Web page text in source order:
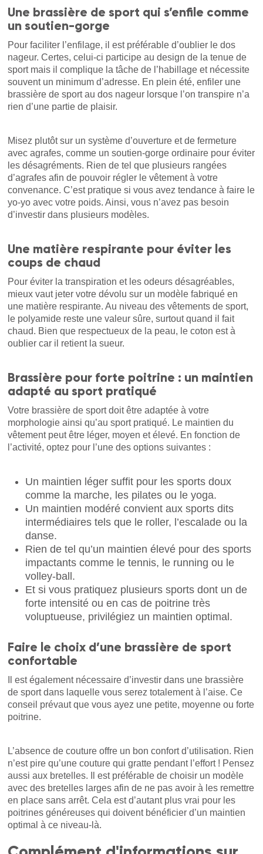
Une brassière de sport qui s’enfile comme
un soutien-gorge
Pour faciliter l’enfilage, il est préférable d’oublier le dos
nageur. Certes, celui-ci participe au design de la tenue de
sport mais il complique la tâche de l’habillage et nécessite
souvent un minimum d’adresse. En plein été, enfiler une
brassière de sport au dos nageur lorsque l’on transpire n’a
rien d’une partie de plaisir.
Misez plutôt sur un système d’ouverture et de fermeture
avec agrafes, comme un soutien-gorge ordinaire pour éviter
les désagréments. Rien de tel que plusieurs rangées
d’agrafes afin de pouvoir régler le vêtement à votre
convenance. C’est pratique si vous avez tendance à faire le
yo-yo avec votre poids. Ainsi, vous n’avez pas besoin
d’investir dans plusieurs modèles.
Une matière respirante pour éviter les
coups de chaud
Pour éviter la transpiration et les odeurs désagréables,
mieux vaut jeter votre dévolu sur un modèle fabriqué en
une matière respirante. Au niveau des vêtements de sport,
le polyamide reste une valeur sûre, surtout quand il fait
chaud. Bien que respectueux de la peau, le coton est à
oublier car il retient la sueur.
Brassière pour forte poitrine : un maintien
adapté au sport pratiqué
Votre brassière de sport doit être adaptée à votre
morphologie ainsi qu’au sport pratiqué. Le maintien du
vêtement peut être léger, moyen et élevé. En fonction de
l’activité, optez pour l’une des options suivantes :
Un maintien léger suffit pour les sports doux
comme la marche, les pilates ou le yoga.
Un maintien modéré convient aux sports dits
intermédiaires tels que le roller, l’escalade ou la
danse.
Rien de tel qu’un maintien élevé pour des sports
impactants comme le tennis, le running ou le
volley-ball.
Et si vous pratiquez plusieurs sports dont un de
forte intensité ou en cas de poitrine très
voluptueuse, privilégiez un maintien optimal.
Faire le choix d’une brassière de sport
confortable
Il est également nécessaire d’investir dans une brassière
de sport dans laquelle vous serez totalement à l’aise. Ce
conseil prévaut que vous ayez une petite, moyenne ou forte
poitrine.
L’absence de couture offre un bon confort d’utilisation. Rien
n’est pire qu’une couture qui gratte pendant l’effort ! Pensez
aussi aux bretelles. Il est préférable de choisir un modèle
avec des bretelles larges afin de ne pas avoir à les remettre
en place sans arrêt. Cela est d’autant plus vrai pour les
poitrines généreuses qui doivent bénéficier d’un maintien
optimal à ce niveau-là.